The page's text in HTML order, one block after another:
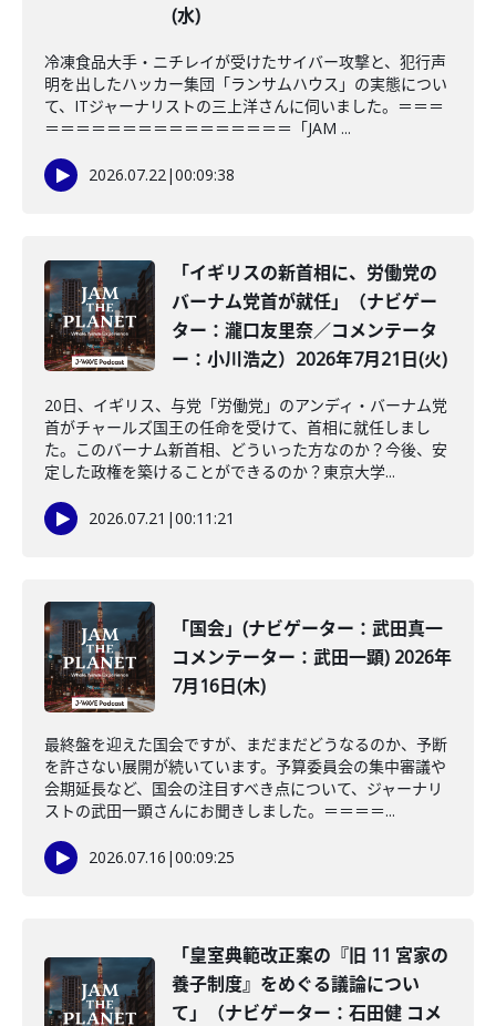
(水)
冷凍食品大手・ニチレイが受けたサイバー攻撃と、犯行声
明を出したハッカー集団「ランサムハウス」の実態につい
て、ITジャーナリストの三上洋さんに伺いました。＝＝＝
＝＝＝＝＝＝＝＝＝＝＝＝＝＝＝＝「JAM ...
2026.07.22|00:09:38
「イギリスの新首相に、労働党の
バーナム党首が就任」（ナビゲー
ター：瀧口友里奈／コメンテータ
ー：小川浩之）2026年7月21日(火)
20日、イギリス、与党「労働党」のアンディ・バーナム党
首がチャールズ国王の任命を受けて、首相に就任しまし
た。このバーナム新首相、どういった方なのか？今後、安
定した政権を築けることができるのか？東京大学...
2026.07.21 |00:11:21
「国会」(ナビゲーター：武田真一
コメンテーター：武田一顕) 2026年
7月16日(木)
最終盤を迎えた国会ですが、まだまだどうなるのか、予断
を許さない展開が続いています。予算委員会の集中審議や
会期延長など、国会の注目すべき点について、ジャーナリ
ストの武田一顕さんにお聞きしました。＝＝＝＝...
2026.07.16 |00:09:25
「皇室典範改正案の『旧 11 宮家の
養子制度』をめぐる議論につい
て」（ナビゲーター：石田健 コメ